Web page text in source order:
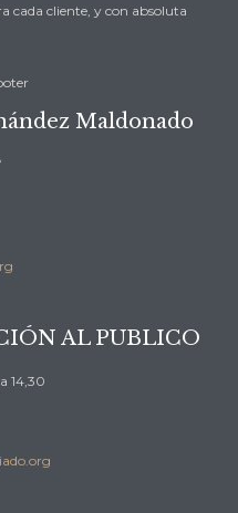
cada cliente, y con absoluta
Maldonado
AL PUBLICO
14,30